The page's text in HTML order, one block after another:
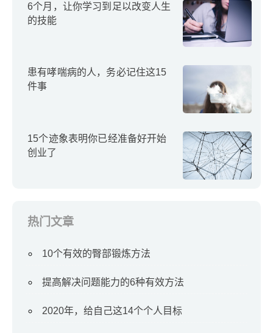
6个月，让你学习到足以改变人生
的技能
患有哮喘病的人，务必记住这15
件事
15个迹象表明你已经准备好开始
创业了
热门文章
10个有效的臀部锻炼方法
提高解决问题能力的6种有效方法
2020年，给自己这14个个人目标